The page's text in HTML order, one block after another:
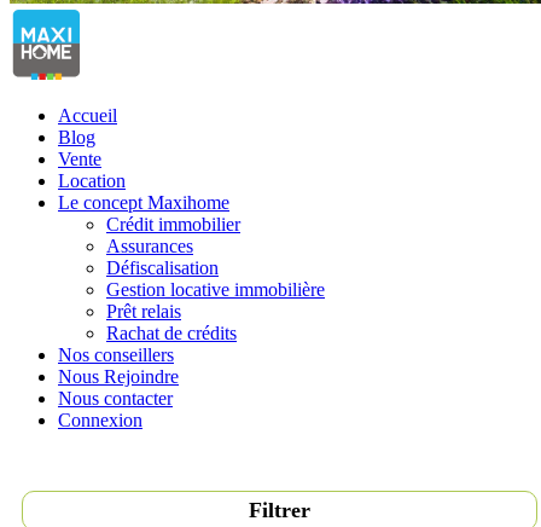
Accueil
Blog
Vente
Location
Le concept Maxihome
Crédit immobilier
Assurances
Défiscalisation
Gestion locative immobilière
Prêt relais
Rachat de crédits
Nos conseillers
Nous Rejoindre
Nous contacter
Connexion
Filtrer